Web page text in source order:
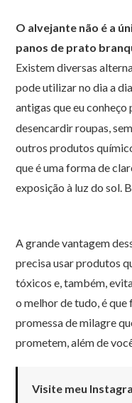
O alvejante não é a
panos de prato
Existem diversas
pode utilizar no dia a
antigas que eu conheço
desencardir roupas,
outros produtos
que é uma forma de
exposição à luz do sol.
A grande vantagem
precisa usar produtos
tóxicos e, também,
o melhor de tudo, é
promessa de milagre
prometem, além de
Visite meu